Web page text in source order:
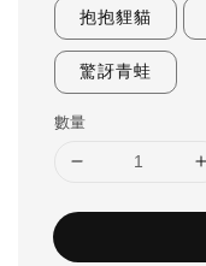
抱抱貍貓
驚訝青蛙
數量